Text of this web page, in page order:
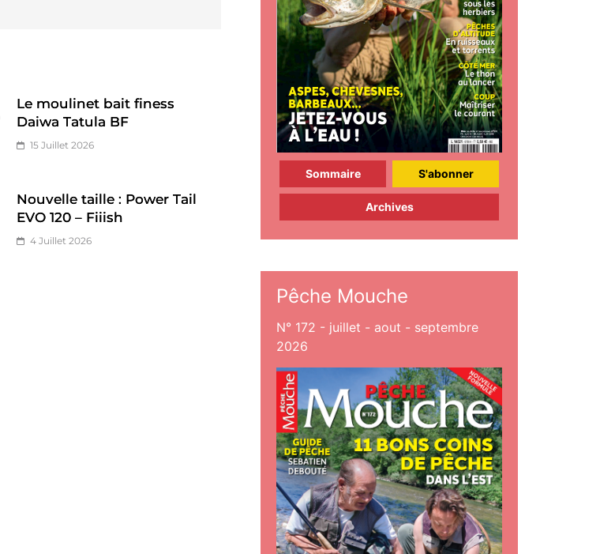
Le moulinet bait finess
Daiwa Tatula BF
15 Juillet 2026
Nouvelle taille : Power Tail
EVO 120 – Fiiish
4 Juillet 2026
Sommaire S'abonner
Archives
Pêche Mouche
N° 172 - juillet - aout - septembre
2026